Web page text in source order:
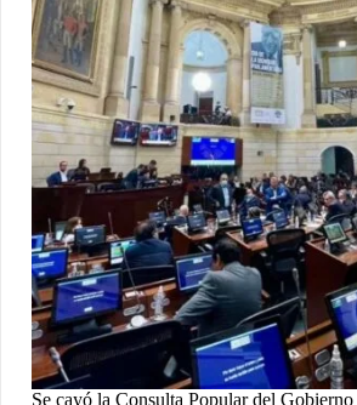
Se cayó la Consulta Popular del Gobierno